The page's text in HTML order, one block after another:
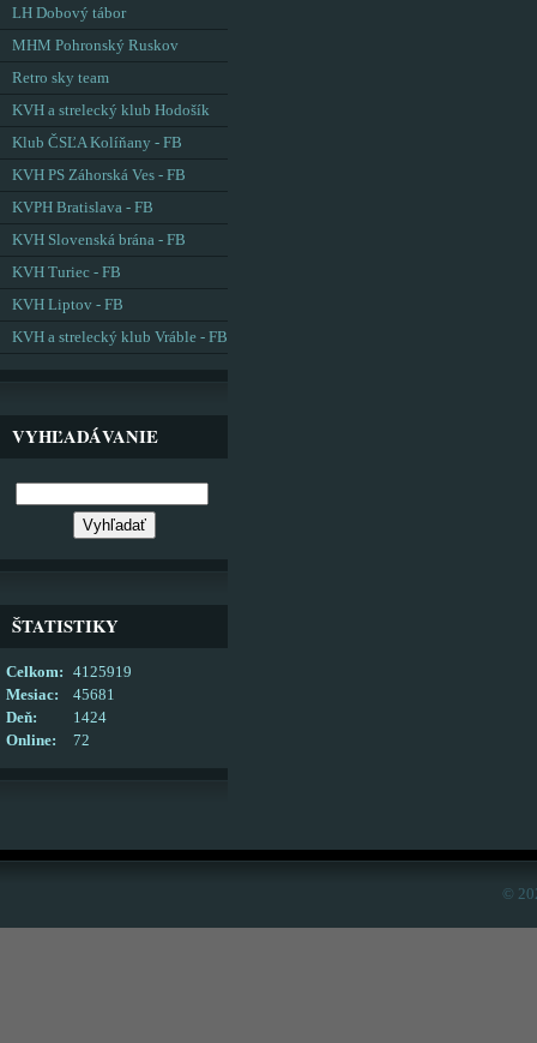
LH Dobový tábor
MHM Pohronský Ruskov
Retro sky team
KVH a strelecký klub Hodošík
Klub ČSĽA Kolíňany - FB
KVH PS Záhorská Ves - FB
KVPH Bratislava - FB
KVH Slovenská brána - FB
KVH Turiec - FB
KVH Liptov - FB
KVH a strelecký klub Vráble - FB
VYHĽADÁVANIE
ŠTATISTIKY
Online: 72
Celkom:
4125919
Mesiac:
45681
Deň:
1424
©